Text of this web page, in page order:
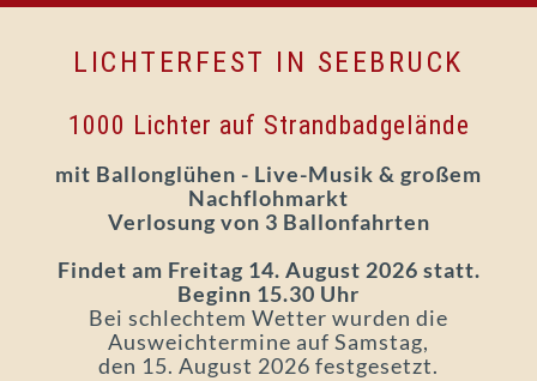
LICHTERFEST IN SEEBRUCK
1000 Lichter auf Strandbadgelände
mit Ballonglühen - Live-Musik & großem
Nachflohmarkt
Verlosung von 3 Ballonfahrten
Findet am Freitag 14. August 2026 statt.
Beginn 15.30 Uhr
Bei schlechtem Wetter wurden die
Ausweichtermine auf Samstag,
den 15. August 2026 festgesetzt.